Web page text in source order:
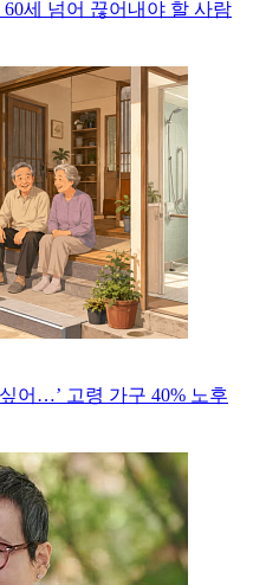
세 넘어 끊어내야 할 사람
어…’ 고령 가구 40% 노후